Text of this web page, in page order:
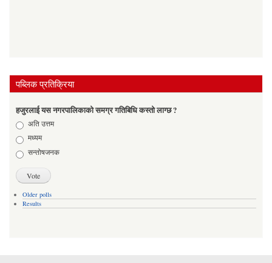
पब्लिक प्रतिक्रिया
हजुरलाई यस नगरपालिकाको समग्र गतिबिधि कस्तो लाग्छ ?
Choicesअति उत्तम
मध्यम
सन्तोषजनक
Older polls
Results